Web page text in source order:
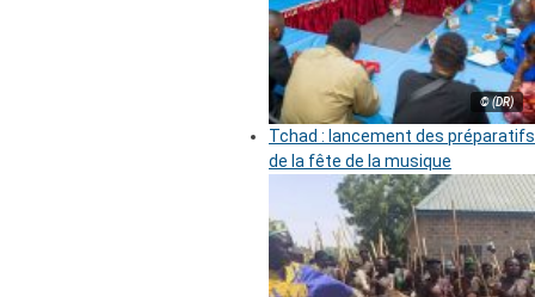
© (DR)
Tchad : lancement des préparatifs
de la fête de la musique